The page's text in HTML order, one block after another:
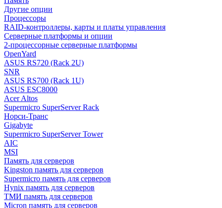
Другие опции
Процессоры
RAID-контроллеры, карты и платы управления
Серверные платформы и опции
2-процессорные серверные платформы
OpenYard
ASUS RS720 (Rack 2U)
SNR
ASUS RS700 (Rack 1U)
ASUS ESC8000
Acer Altos
Supermicro SuperServer Rack
Норси-Транс
Gigabyte
Supermicro SuperServer Tower
AIC
MSI
Память для серверов
Kingston память для серверов
Supermicro память для серверов
Hynix память для серверов
ТМИ память для серверов
Micron память для серверов